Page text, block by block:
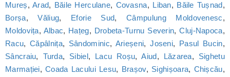
Mureș, Arad, Băile Herculane, Covasna, Liban, Băile Tușnad,
Borșa,Văliug, Eforie Sud,Câmpulung Moldovenesc,
Moldovița, Albac, Hațeg, Drobeta-Turnu Severin,Cluj-Napoca,
Racu,Căpâlnița, Sândominic, Arieșeni,Joseni, Pasul Bucin,
Sâncraiu, Turda, Sibiel, Lacu Roșu,Aiud, Lăzarea, Sighetu
Marmației,Coada Lacului Lesu, Brașov, Sighișoara, Chișcău,